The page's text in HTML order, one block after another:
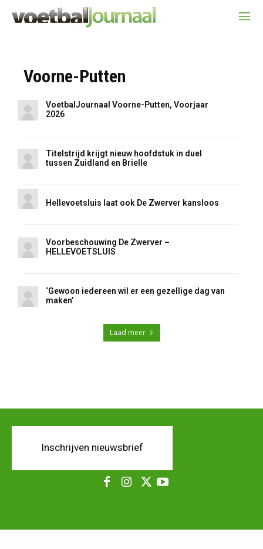
Voorne-Putten
VoetbalJournaal Voorne-Putten, Voorjaar
2026
Titelstrijd krijgt nieuw hoofdstuk in duel
tussen Zuidland en Brielle
Hellevoetsluis laat ook De Zwerver kansloos
Voorbeschouwing De Zwerver –
HELLEVOETSLUIS
‘Gewoon iedereen wil er een gezellige dag van
maken’
Laad meer
Inschrijven nieuwsbrief